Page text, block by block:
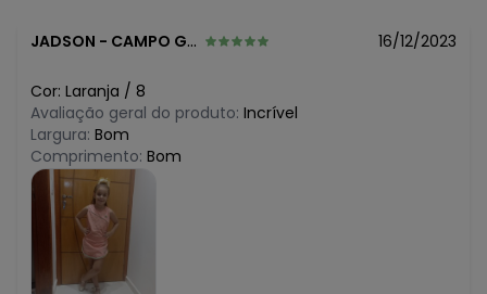
JADSON - CAMPO GRANDE - MS 16/12/2023
Cor: Laranja / 8
Avaliação geral do produto: Incrível
Largura: Bom
Comprimento: Bom